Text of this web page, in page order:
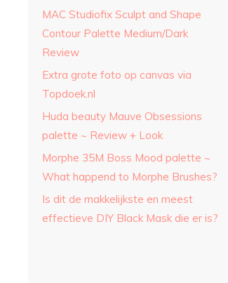
MAC Studiofix Sculpt and Shape
Contour Palette Medium/Dark
Review
Extra grote foto op canvas via
Topdoek.nl
Huda beauty Mauve Obsessions
palette ~ Review + Look
Morphe 35M Boss Mood palette ~
What happend to Morphe Brushes?
Is dit de makkelijkste en meest
effectieve DIY Black Mask die er is?